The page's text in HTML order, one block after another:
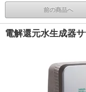
前の商品へ
電解還元水生成器